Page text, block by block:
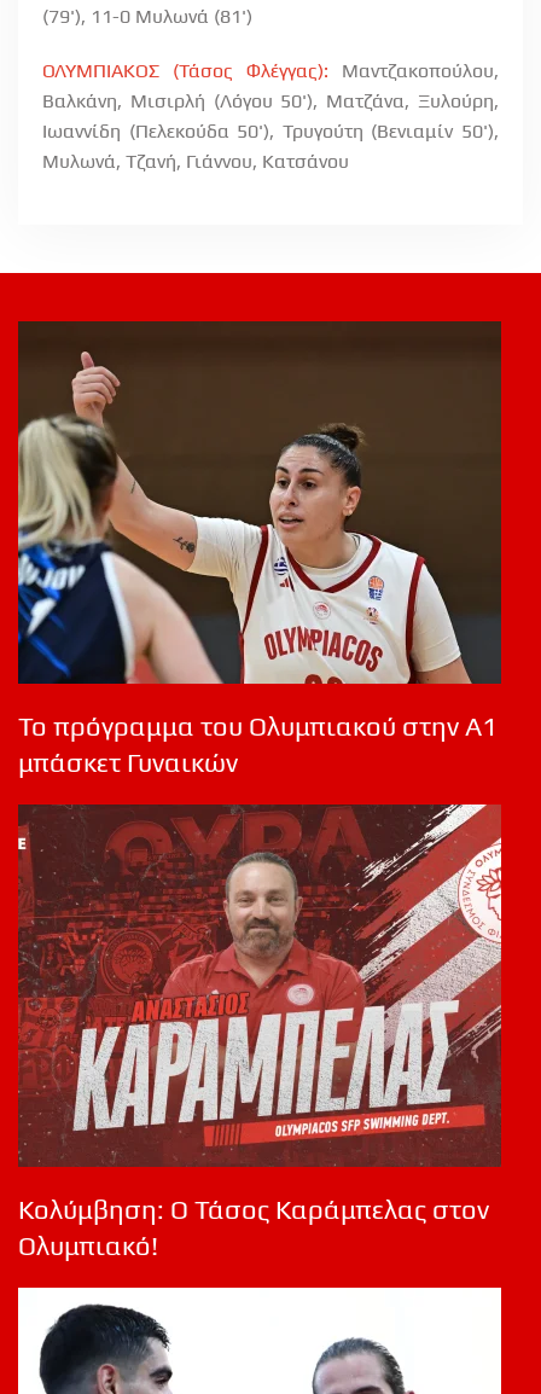
(79'), 11-0 Μυλωνά (81')
ΟΛΥΜΠΙΑΚΟΣ (Τάσος Φλέγγας): Μαντζακοπούλου,
Βαλκάνη, Μισιρλή (Λόγου 50'), Ματζάνα, Ξυλούρη,
Ιωαννίδη (Πελεκούδα 50'), Τρυγούτη (Βενιαμίν 50'),
Μυλωνά, Τζανή, Γιάννου, Κατσάνου
Το πρόγραμμα του Ολυμπιακού στην Α1
μπάσκετ Γυναικών
Κολύμβηση: Ο Τάσος Καράμπελας στον
Ολυμπιακό!